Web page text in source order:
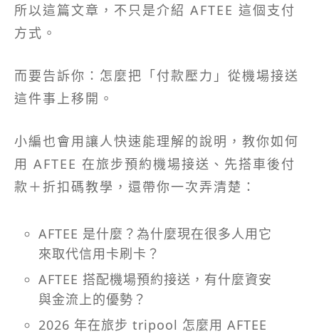
所以這篇文章，不只是介紹 AFTEE 這個支付
方式。
而要告訴你：怎麼把「付款壓力」從機場接送
這件事上移開。
小編也會用讓人快速能理解的說明，教你如何
用 AFTEE 在旅步預約機場接送、先搭車後付
款＋折扣碼教學，還帶你一次弄清楚：
AFTEE 是什麼？為什麼現在很多人用它
來取代信用卡刷卡？
AFTEE 搭配機場預約接送，有什麼資安
與金流上的優勢？
2026 年在旅步 tripool 怎麼用 AFTEE